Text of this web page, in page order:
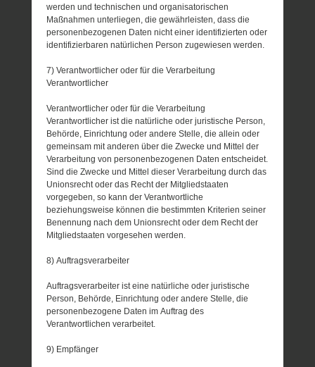
werden und technischen und organisatorischen
Maßnahmen unterliegen, die gewährleisten, dass die
personenbezogenen Daten nicht einer identifizierten oder
identifizierbaren natürlichen Person zugewiesen werden.
7) Verantwortlicher oder für die Verarbeitung
Verantwortlicher
Verantwortlicher oder für die Verarbeitung
Verantwortlicher ist die natürliche oder juristische Person,
Behörde, Einrichtung oder andere Stelle, die allein oder
gemeinsam mit anderen über die Zwecke und Mittel der
Verarbeitung von personenbezogenen Daten entscheidet.
Sind die Zwecke und Mittel dieser Verarbeitung durch das
Unionsrecht oder das Recht der Mitgliedstaaten
vorgegeben, so kann der Verantwortliche
beziehungsweise können die bestimmten Kriterien seiner
Benennung nach dem Unionsrecht oder dem Recht der
Mitgliedstaaten vorgesehen werden.
8) Auftragsverarbeiter
Auftragsverarbeiter ist eine natürliche oder juristische
Person, Behörde, Einrichtung oder andere Stelle, die
personenbezogene Daten im Auftrag des
Verantwortlichen verarbeitet.
9) Empfänger